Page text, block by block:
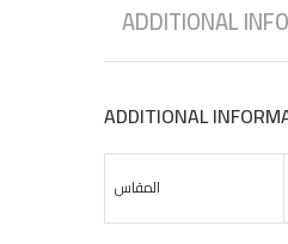
ADDITIONAL
ADDITIONAL
المقاس